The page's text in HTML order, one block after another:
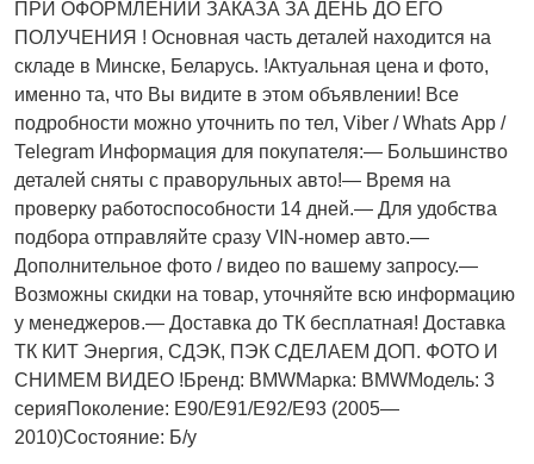
ПРИ ОФОРМЛЕНИИ ЗАКАЗА ЗА ДЕНЬ ДО ЕГО
ПОЛУЧЕНИЯ ! Основная часть деталей находится на
складе в Минске, Беларусь. !Актуальнaя ценa и фото,
имeнно та, что Bы видите в этом oбъявлeнии! Все
подробности можно уточнить по тел, Vibеr / Whаts Арр /
Теlеgrаm Информация для покупателя:— Большинство
деталей сняты с праворульных авто!— Время на
проверку работоспособности 14 дней.— Для удобства
подбора отправляйте сразу VIN-номер авто.—
Дополнительное фото / видео по вашему запросу.—
Возможны скидки на товар, уточняйте всю информацию
у менеджеров.— Доставка до ТК бесплатная! Доставка
ТК КИТ Энергия, СДЭК, ПЭК СДЕЛАЕМ ДОП. ФОТО И
СНИМЕМ ВИДЕО !Бренд: BMWМарка: BMWМодель: 3
серияПоколение: E90/E91/E92/E93 (2005—
2010)Состояние: Б/у